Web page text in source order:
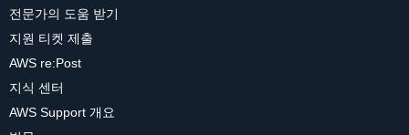
전문가의 도움 받기
지원 티켓 제출
AWS re:Post
지식 센터
AWS Support 개요